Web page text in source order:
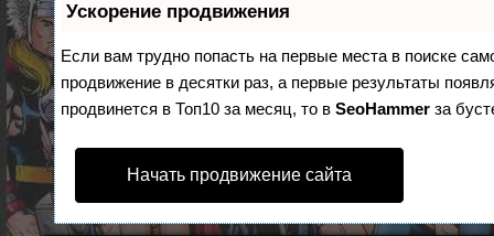
Ускорение продвижения
Если вам трудно попасть на первые места в поиске
продвижение в десятки раз, а первые результаты
продвинется в Топ10 за месяц, то вSeoHammer за
Начать продвижение сайта